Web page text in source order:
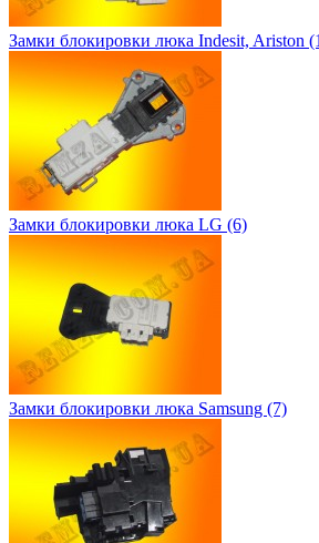
Замки блокировки люка Indesit, Ariston
Замки блокировки люка LG (6)
Замки блокировки люка Samsung (7)